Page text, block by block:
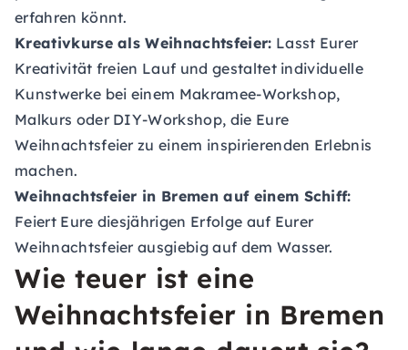
erfahren könnt.
Kreativkurse als Weihnachtsfeier: Lasst Eurer
Kreativität freien Lauf und gestaltet individuelle
Kunstwerke bei einem Makramee-Workshop,
Malkurs oder DIY-Workshop, die Eure
Weihnachtsfeier zu einem inspirierenden Erlebnis
machen.
Weihnachtsfeier in Bremen auf einem Schiff:
Feiert Eure diesjährigen Erfolge auf Eurer
Weihnachtsfeier ausgiebig auf dem Wasser.
Wie teuer ist eine
Weihnachtsfeier in Bremen